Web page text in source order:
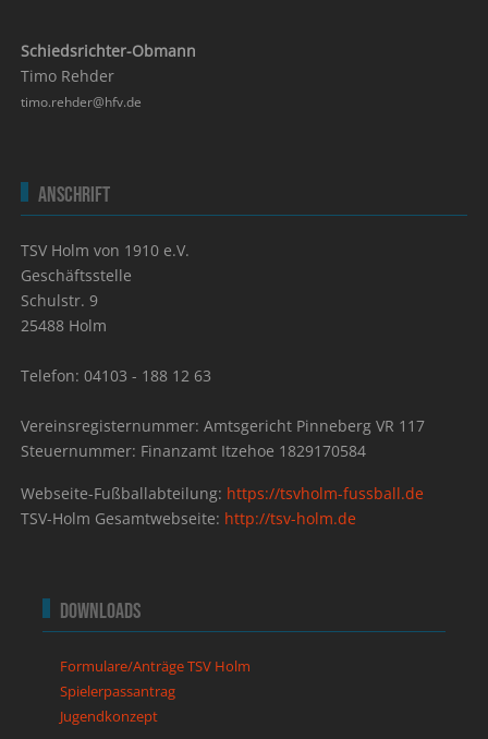
Schiedsrichter-Obmann
Timo Rehder
timo.rehder@hfv.de
Anschrift
TSV Holm von 1910 e.V.
Geschäftsstelle
Schulstr. 9
25488 Holm
Telefon: 04103 - 188 12 63
Vereinsregisternummer: Amtsgericht Pinneberg VR 117
Steuernummer: Finanzamt Itzehoe 1829170584
Webseite-Fußballabteilung: https://tsvholm-fussball.de
TSV-Holm Gesamtwebseite: http://tsv-holm.de
Downloads
Formulare/Anträge TSV Holm
Spielerpassantrag
Jugendkonzept